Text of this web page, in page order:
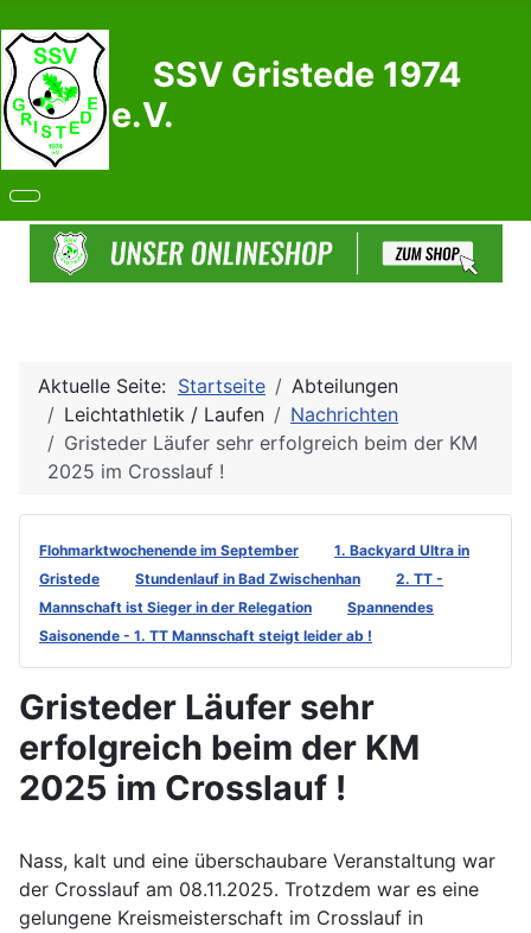
SSV Gristede 1974
e.V.
Aktuelle Seite: Startseite
Abteilungen
Leichtathletik / Laufen
Nachrichten
Gristeder Läufer sehr erfolgreich beim der KM
2025 im Crosslauf !
Flohmarktwochenende im September
1. Backyard Ultra in
Gristede
Stundenlauf in Bad Zwischenhan
2. TT -
Mannschaft ist Sieger in der Relegation
Spannendes
Saisonende - 1. TT Mannschaft steigt leider ab !
Gristeder Läufer sehr
erfolgreich beim der KM
2025 im Crosslauf !
Nass, kalt und eine überschaubare Veranstaltung war
der Crosslauf am 08.11.2025. Trotzdem war es eine
gelungene Kreismeisterschaft im Crosslauf in